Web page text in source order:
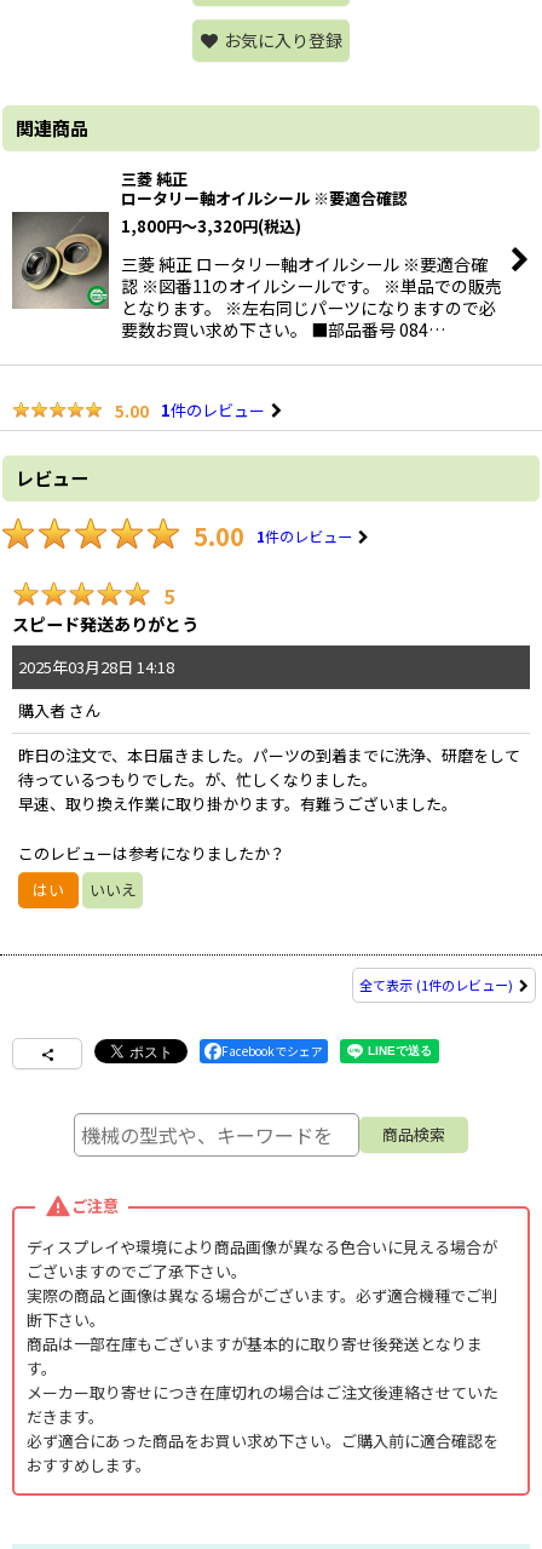
お気に入り登録
関連商品
三菱 純正
ロータリー軸オイルシール ※要適合確認
1,800円～3,320円(税込)
三菱 純正 ロータリー軸オイルシール ※要適合確
認 ※図番11のオイルシールです。 ※単品での販売
となります。 ※左右同じパーツになりますので必
要数お買い求め下さい。 ■部品番号 084…
5.00 1件のレビュー
レビュー
5.00 1件のレビュー
5
スピード発送ありがとう
2025年03月28日 14:18
購入者 さん
昨日の注文で、本日届きました。パーツの到着までに洗浄、研磨をして
待っているつもりでした。が、忙しくなりました。
早速、取り換え作業に取り掛かります。有難うございました。
このレビューは参考になりましたか？
はい
いいえ
全て表示 (1件のレビュー)
Facebookでシェア
ご注意
ディスプレイや環境により商品画像が異なる色合いに見える場合が
ございますのでご了承下さい。
実際の商品と画像は異なる場合がございます。必ず適合機種でご判
断下さい。
商品は一部在庫もございますが基本的に取り寄せ後発送となりま
す。
メーカー取り寄せにつき在庫切れの場合はご注文後連絡させていた
だきます。
必ず適合にあった商品をお買い求め下さい。ご購入前に適合確認を
おすすめします。